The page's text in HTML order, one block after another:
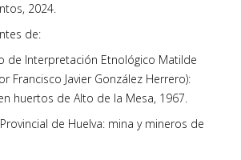
2024.
de:
de Interpretación Etnológico Matilde
Francisco Javier González Herrero):
huertos de Alto de la Mesa, 1967.
de Huelva: mina y mineros de